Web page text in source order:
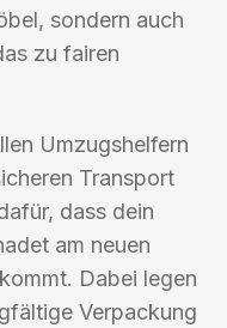
sondern auch
zu fairen
Umzugshelfern
Transport
dass dein
am neuen
Dabei legen
Verpackung